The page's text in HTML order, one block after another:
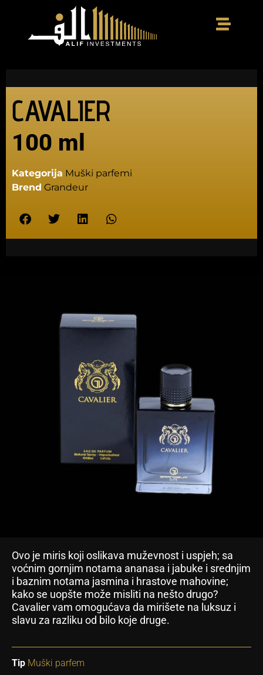
CAVALIER
100 ml
Kategorija Muški parfemi
Brend Grandeur
Ovo je miris koji oslikava muževnost i uspjeh; sa
voćnim gornjim notama ananasa i jabuke i srednjim
i baznim notama jasmina i hrastove mahovine;
kako se uopšte može misliti na nešto drugo?
Cavalier vam omogućava da mirišete na luksuz i
slavu za razliku od bilo koje druge.
Tip Muški parfem